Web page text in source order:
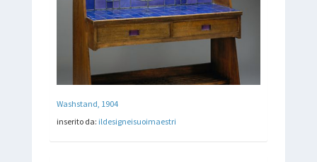
Washstand, 1904
inserito da: ildesigneisuoimaestri